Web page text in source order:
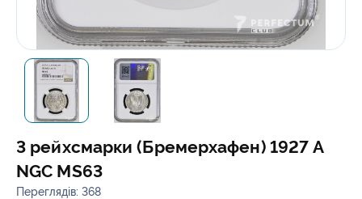
3 рейхсмарки (Бремерхафен) 1927 A
NGC MS63
Переглядів: 368